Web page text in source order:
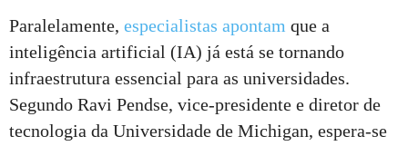
Paralelamente, especialistas apontam que a
inteligência artificial (IA) já está se tornando
infraestrutura essencial para as universidades.
Segundo Ravi Pendse, vice-presidente e diretor de
tecnologia da Universidade de Michigan, espera-se